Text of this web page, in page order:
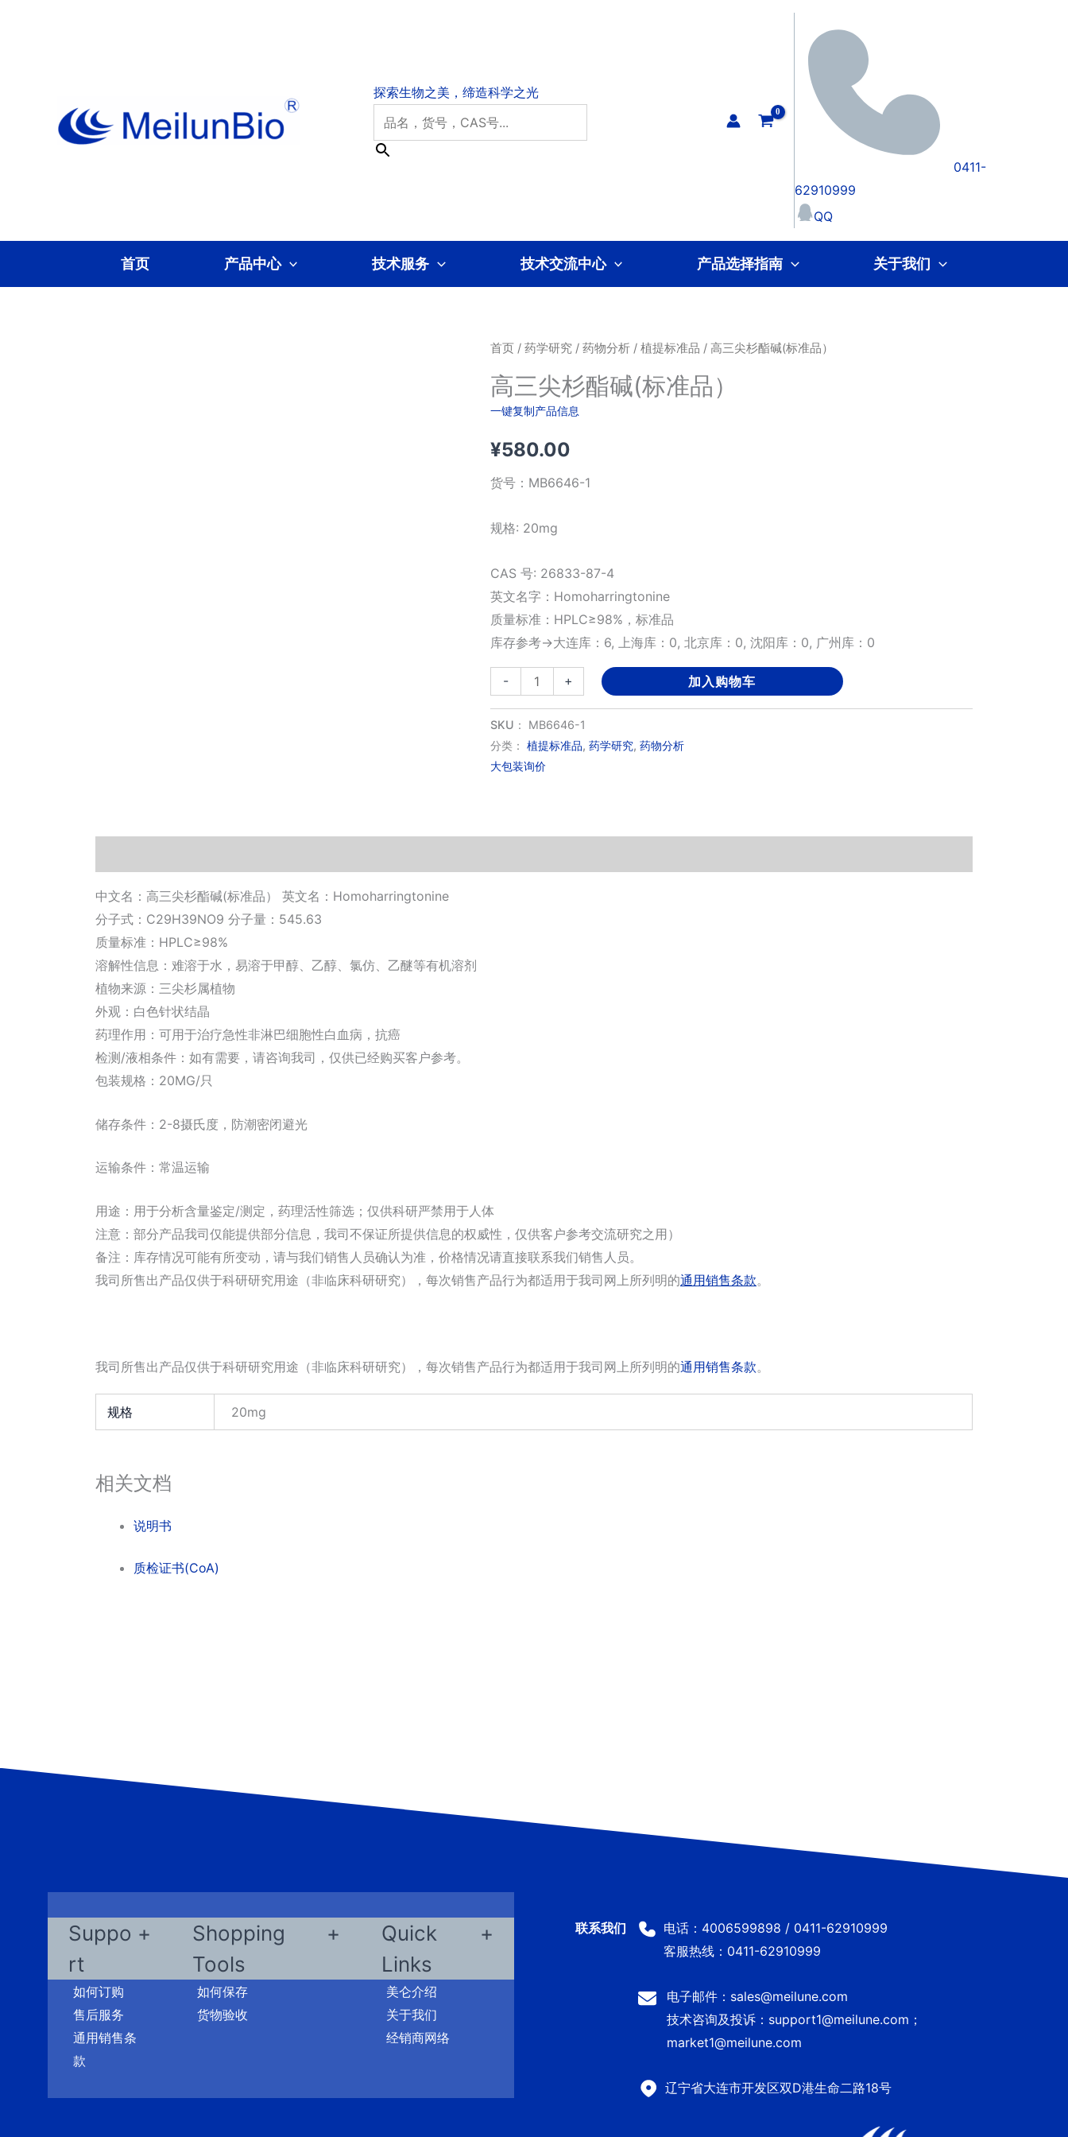
0411-
62910999
QQ
首页 产品中心 技术服务 技术交流中心 产品选择指南 关于我们
首页/ 药学研究/ 药物分析/ 植提标准品 / 高三尖杉酯碱(标准品）
高三尖杉酯碱(标准品）
一键复制产品信息
¥580.00
货号： MB6646-1
规格: 20mg
CAS 号: 26833-87-4
英文名字：Homoharringtonine
质量标准：HPLC≥98%，标准品
库存参考→大连库：6, 上海库：0, 北京库：0, 沈阳库：0, 广州库：0
-
三
尖
杉
酯
准
+ 加入购物车
SKU： MB6646-1
分类： 植提标准品, 药学研究, 药物分析
大包装询价
中文名：高三尖杉酯碱(标准品） 英文名：Homoharringtonine
分子式：C29H39NO9 分子量：545.63
质量标准：HPLC≥98%
溶解性信息：难溶于水，易溶于甲醇、乙醇、氯仿、乙醚等有机溶剂
植物来源：三尖杉属植物
外观：白色针状结晶
药理作用：可用于治疗急性非淋巴细胞性白血病，抗癌
检测/液相条件：如有需要，请咨询我司，仅供已经购买客户参考。
包装规格：20MG/只
储存条件：2-8摄氏度，防潮密闭避光
运输条件：常温运输
用途：用于分析含量鉴定/测定，药理活性筛选；仅供科研严禁用于人体
注意：部分产品我司仅能提供部分信息，我司不保证所提供信息的权威性，仅供客户参考交流研究之用）
备注：库存情况可能有所变动，请与我们销售人员确认为准，价格情况请直接联系我们销售人员。
我司所售出产品仅供于科研研究用途（非临床科研研究），每次销售产品行为都适用于我司网上所列明的通用销售条款。
我司所售出产品仅供于科研研究用途（非临床科研研究），每次销售产品行为都适用于我司网上所列明的通用销售条款。
规格 20mg
相关文档
说明书
质检证书(CoA)
Suppo
rt
如何订购
售后服务
通用销售条
款
Shopping
Tools
如何保存
货物验收
Quick
Links
美仑介绍
关于我们
经销商网络
电话：4006599898 / 0411-62910999
客服热线：0411-62910999
电子邮件：sales@meilune.com
技术咨询及投诉：support1@meilune.com；
market1@meilune.com
辽宁省大连市开发区双D港生命二路18号